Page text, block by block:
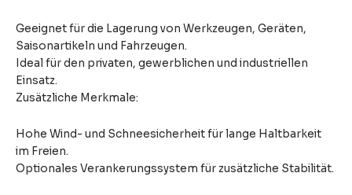
Geeignet für die Lagerung von Werkzeugen, Geräten,
Saisonartikeln und Fahrzeugen.
Ideal für den privaten, gewerblichen und industriellen
Einsatz.
Zusätzliche Merkmale:
Hohe Wind- und Schneesicherheit für lange Haltbarkeit
im Freien.
Optionales Verankerungssystem für zusätzliche Stabilität.